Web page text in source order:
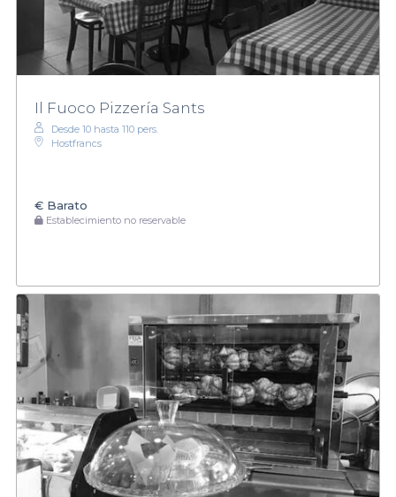
Il Fuoco Pizzería Sants
Desde 10 hasta 110 pers.
Hostfrancs
€ Barato
Establecimiento no reservable